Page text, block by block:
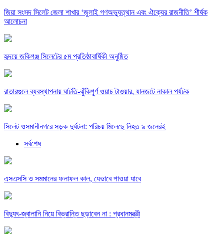
জিয়া সংসদ সিলেট জেলা শাখার ‘জুলাই গণঅভ্যুত্থান এবং ঐক্যের রাজনীতি’ শীর্ষক
আলোচনা
হৃদয়ে জকিগঞ্জ সিলেটের ৫ম প্রতিষ্ঠাবার্ষিকী অনুষ্ঠিত
রাতারগুলে ব্যবস্থাপনায় ঘাটতি-ঝুঁকিপূর্ণ ওয়াচ টাওয়ার, যানজটে নাকাল পর্যটক
সিলেট ওসমানীনগরে সড়ক দুর্ঘটনা: পরিচয় মিলেছে নিহত ৯ জনেরই
সর্বশেষ
এসএসসি ও সমমানের ফলাফল কাল, যেভাবে পাওয়া যাবে
বিদ্যুৎ-জ্বালানি নিয়ে বিভ্রান্তি ছড়াবেন না : প্রধানমন্ত্রী